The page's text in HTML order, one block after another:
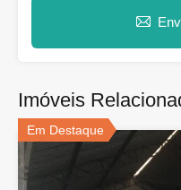
Imóveis
Em Destaque